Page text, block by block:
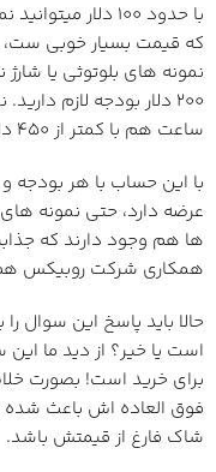
که قیمت بسیار خوبی
200 دلار بودجه لازم
ساعت هم با کمتر از 450 دلار قابل خریداری ست.
عرضه دارد، حتی نمونه
ها هم وجود دارند که
همکاری شرکت روبیکس هم
است یا خیر؟ از دید ما
برای خرید است! بصورت
فوق العاده اش باعث شده
شاک فارغ از قیمتش باشد.